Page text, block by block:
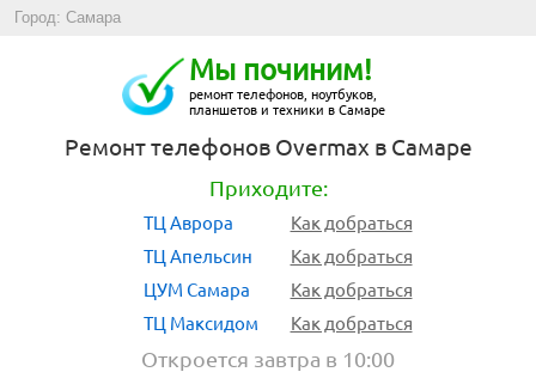
Город: Самара
Мы починим!
ремонт телефонов, ноутбуков,
планшетов и техники в Самаре
Ремонт телефонов Overmax в Самаре
Приходите:
ТЦ Аврора
Как добраться
ТЦ Апельсин
Как добраться
ЦУМ Самара
Как добраться
ТЦ Максидом
Как добраться
Откроется завтра в 10:00